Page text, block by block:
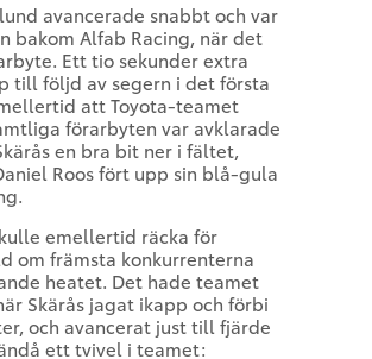
avancerade snabbt och var
bakom Alfab Racing, när det
Ett tio sekunder extra
till följd av segern i det första
att Toyota-teamet
förarbyten var avklarade
en bra bit ner i fältet,
Roos fört upp sin blå-gula
emellertid räcka för
om främsta konkurrenterna
heatet. Det hade teamet
Skärås jagat ikapp och förbi
och avancerat just till fjärde
ett tvivel i teamet: